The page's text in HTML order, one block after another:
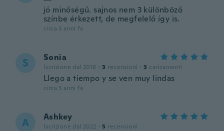
jó minőségű. sajnos nem 3 különböző
színbe érkezett, de megfelelő így is.
circa 3 anni fa
S Sonia
Iscrizione dal 2018 · 3 recensioni · 3 caricamenti
Llego a tiempo y se ven muy lindas
circa 3 anni fa
A Ashkey
Iscrizione dal 2022 · 5 recensioni